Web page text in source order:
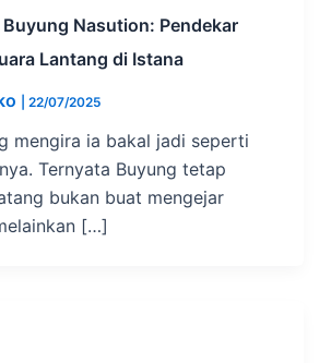
Nasution: Pendekar
Lantang di Istana
22/07/2025
mengira ia bakal jadi seperti
Ternyata Buyung tetap
bukan buat mengejar
[…]